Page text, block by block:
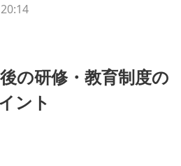
の研修・教育制度の
ント